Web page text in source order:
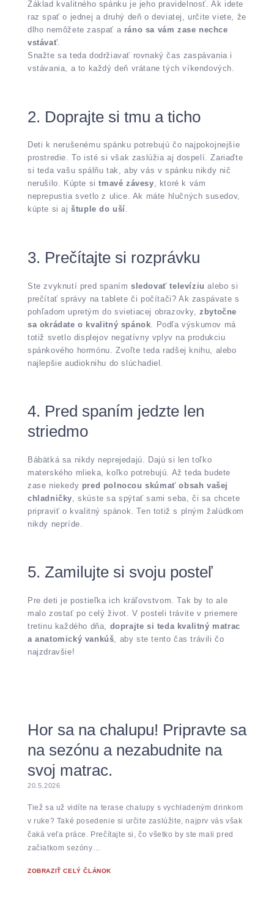
Základ kvalitného spánku je jeho pravidelnosť. Ak idete
raz spať o jednej a druhý deň o deviatej, určite viete, že
dlho nemôžete zaspať a ráno sa vám zase nechce
vstávať.
Snažte sa teda dodržiavať rovnaký čas zaspávania i
vstávania, a to každý deň vrátane tých víkendových.
2. Doprajte si tmu a ticho
Deti k nerušenému spánku potrebujú čo najpokojnejšie
prostredie. To isté si však zaslúžia aj dospelí. Zariaďte
si teda vašu spálňu tak, aby vás v spánku nikdy nič
nerušilo. Kúpte sitmavé závesy, ktoré k vám
neprepustia svetlo z ulice. Ak máte hlučných susedov,
kúpte si ajštuple do uší .
3. Prečítajte si rozprávku
Ste zvyknutí pred spaním sledovať televíziu alebo si
prečítať správy na tablete či počítači? Ak zaspávate s
pohľadom upretým do svietiacej obrazovky,zbytočne
sa okrádate o kvalitný spánok . Podľa výskumov má
totiž svetlo displejov negatívny vplyv na produkciu
spánkového hormónu. Zvoľte teda radšej knihu, alebo
najlepšie audioknihu do slúchadiel.
4. Pred spaním jedzte len
striedmo
Bábätká sa nikdy neprejedajú. Dajú si len toľko
materského mlieka, koľko potrebujú. Až teda budete
zase niekedy pred polnocou skúmať obsah vašej
chladničky , skúste sa spýtať sami seba, či sa chcete
pripraviť o kvalitný spánok. Ten totiž s plným žalúdkom
nikdy nepríde.
5. Zamilujte si svoju posteľ
Pre deti je postieľka ich kráľovstvom. Tak by to ale
malo zostať po celý život. V posteli trávite v priemere
tretinu každého dňa, doprajte si teda kvalitný matrac
a anatomický vankúš , aby ste tento čas trávili čo
najzdravšie!
Hor sa na chalupu! Pripravte sa
na sezónu a nezabudnite na
svoj matrac.
20.5.2026
Tiež sa už vidíte na terase chalupy s vychladeným drinkom
v ruke? Také posedenie si určite zaslúžite, najprv vás však
čaká veľa práce. Prečítajte si, čo všetko by ste mali pred
začiatkom sezóny…
ZOBRAZIŤ CELÝ ČLÁNOK